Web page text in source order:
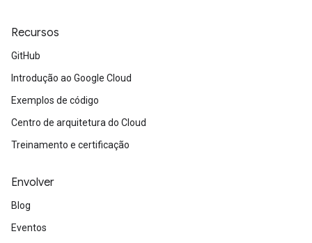
Recursos
GitHub
Introdução ao Google Cloud
Exemplos de código
Centro de arquitetura do Cloud
Treinamento e certificação
Envolver
Blog
Eventos